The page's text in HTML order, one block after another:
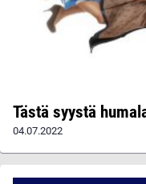
Tästä syystä
04.07.2022